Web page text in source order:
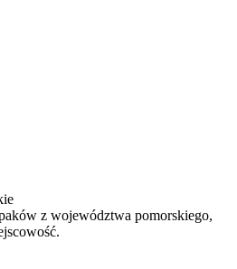
z województwa pomorskiego,